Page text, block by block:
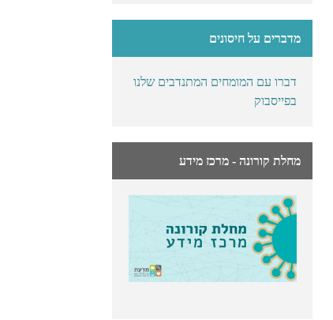
מדברים על חיסונים
דברו עם המומחים המתנדבים שלנו
בפייסבוק
מחלת קורונה - מרכז מידע